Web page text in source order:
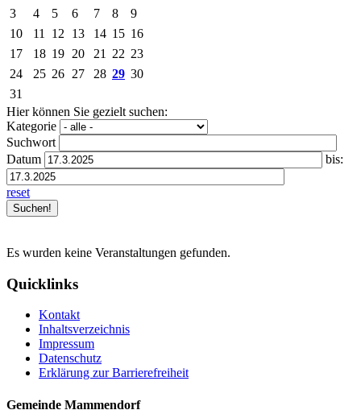
3
4 5 6 7 8
9
10
11 12 13 14 15 16
17
18 19 20 21 22 23
24
25 26 27 28 29 30
31
Hier können Sie gezielt suchen:
Kategorie
Suchwort
Datum
bis:
reset
Es wurden keine Veranstaltungen gefunden.
Quicklinks
Kontakt
Inhaltsverzeichnis
Impressum
Datenschutz
Erklärung zur Barrierefreiheit
Gemeinde Mammendorf